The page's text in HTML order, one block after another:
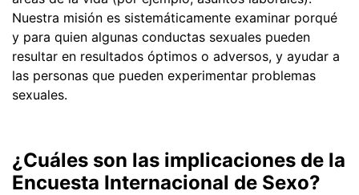
Nuestra misión es sistemáticamente examinar porqué
y para quien algunas conductas sexuales pueden
resultar en resultados óptimos o adversos, y ayudar a
las personas que pueden experimentar problemas
sexuales.
¿Cuáles son las implicaciones de la
Encuesta Internacional de Sexo?